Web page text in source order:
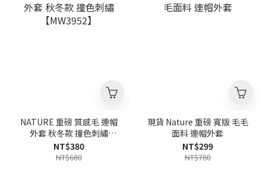
NATURE 重磅 質感毛 連帽
外套 秋冬款 撞色刺繡
【MW3952】
NT$380
NT$680
現貨 Nature 重磅 寬版 毛毛
面料 連帽外套
NT$299
NT$780